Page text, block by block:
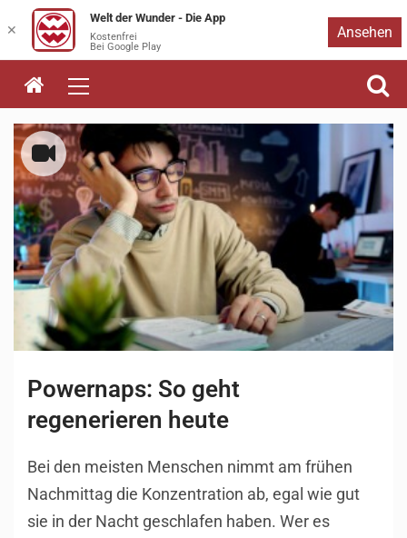
Zum
Inhalt
springen
Powernaps: So geht
regenerieren heute
Bei den meisten Menschen nimmt am frühen
Nachmittag die Konzentration ab, egal wie gut
sie in der Nacht geschlafen haben. Wer es
✕
Welt der Wunder - Die App
Kostenfrei
Bei Google Play
Ansehen